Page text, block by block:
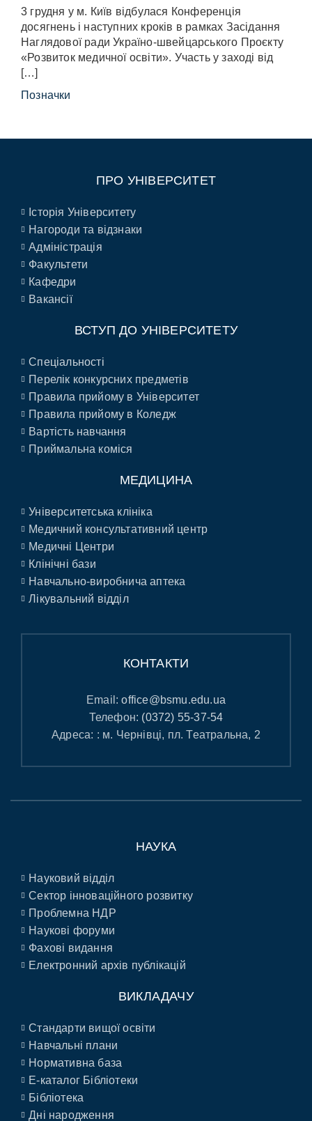
3 грудня у м. Київ відбулася Конференція
досягнень і наступних кроків в рамках Засідання
Наглядової ради Україно-швейцарського Проєкту
«Розвиток медичної освіти». Участь у заході від
[…]
Позначки
ПРО УНІВЕРСИТЕТ
Історія Університету
Нагороди та відзнаки
Адміністрація
Факультети
Кафедри
Вакансії
ВСТУП ДО УНІВЕРСИТЕТУ
Спеціальності
Перелік конкурсних предметів
Правила прийому в Університет
Правила прийому в Коледж
Вартість навчання
Приймальна коміся
МЕДИЦИНА
Університетська клініка
Медичний консультативний центр
Медичні Центри
Клінічні бази
Навчально-виробнича аптека
Лікувальний відділ
КОНТАКТИ
Email:office@bsmu.edu.ua
Телефон: (0372) 55-37-54
Адреса: : м. Чернівці, пл. Театральна, 2
НАУКА
Науковий відділ
Сектор інноваційного розвитку
Проблемна НДР
Наукові форуми
Фахові видання
Електронний архів публікацій
ВИКЛАДАЧУ
Стандарти вищої освіти
Навчальні плани
Нормативна база
E-каталог Бібліотеки
Бібліотека
Дні народження